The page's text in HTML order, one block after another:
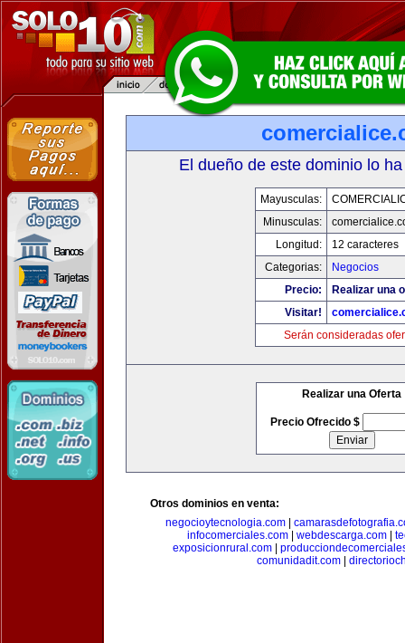
El dueño de este dominio lo
Mayusculas:
Minusculas:
Longitud:
12 caracteres
Categorias:
Negocios
Precio:
Realizar una
Visitar!
Serán consideradas
Realizar una Oferta
Precio Ofrecido $
Otros dominios en venta:
negocioytecnologia.com
infocomerciales.com| webdescarga.com|
exposicionrural.com
comunidadit.com|